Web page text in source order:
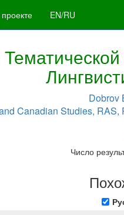
EN/RU
Dobrov
Canadian Studies, RAS,
Число